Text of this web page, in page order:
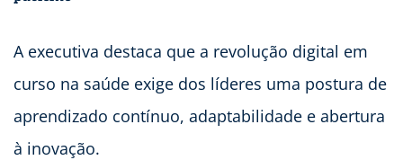
A executiva destaca que a revolução digital em
curso na saúde exige dos líderes uma postura de
aprendizado contínuo, adaptabilidade e abertura
à inovação.